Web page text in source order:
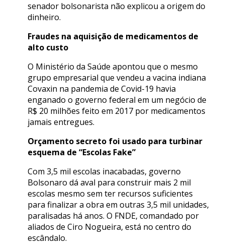
senador bolsonarista não explicou a origem do
dinheiro.
Fraudes na aquisição de medicamentos de
alto custo
O Ministério da Saúde apontou que o mesmo
grupo empresarial que vendeu a vacina indiana
Covaxin na pandemia de Covid-19 havia
enganado o governo federal em um negócio de
R$ 20 milhões feito em 2017 por medicamentos
jamais entregues.
Orçamento secreto foi usado para turbinar
esquema de “Escolas Fake”
Com 3,5 mil escolas inacabadas, governo
Bolsonaro dá aval para construir mais 2 mil
escolas mesmo sem ter recursos suficientes
para finalizar a obra em outras 3,5 mil unidades,
paralisadas há anos. O FNDE, comandado por
aliados de Ciro Nogueira, está no centro do
escândalo.